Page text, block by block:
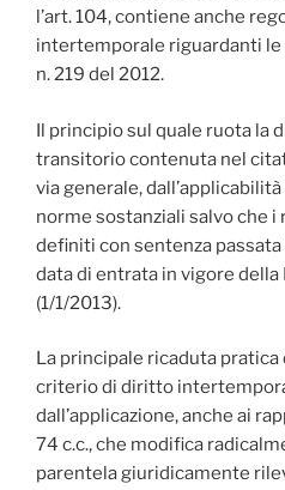
l’art. 104, contiene anche
intertemporale riguardanti le
n. 219 del 2012.
Il principio sul quale ruota la
transitorio contenuta nel
via generale,
norme sostanziali salvo che
definiti con sentenza
data di entrata in vigore della
(1/1/2013).
La principale ricaduta pratica
criterio di diritto
dall’applicazione, anche ai
74 c.c., che modifica
parentela giuridicamente